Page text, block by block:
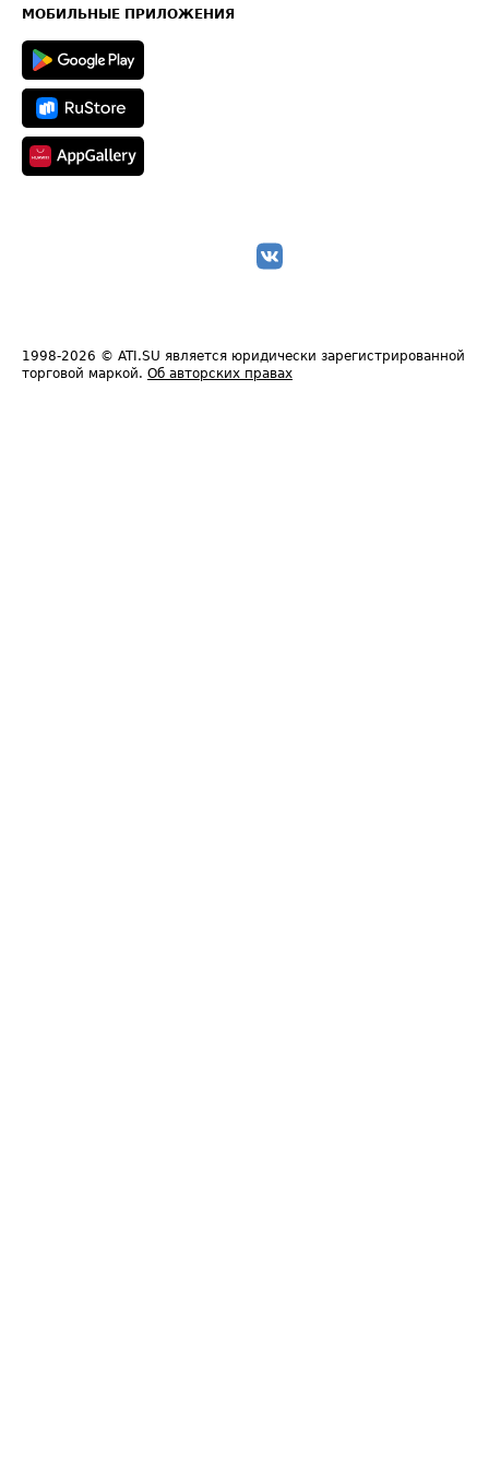
Техническая информация
МОБИЛЬНЫЕ ПРИЛОЖЕНИЯ
1998-2026 © ATI.SU является юридически зарегистрированной
торговой маркой. Об авторских правах